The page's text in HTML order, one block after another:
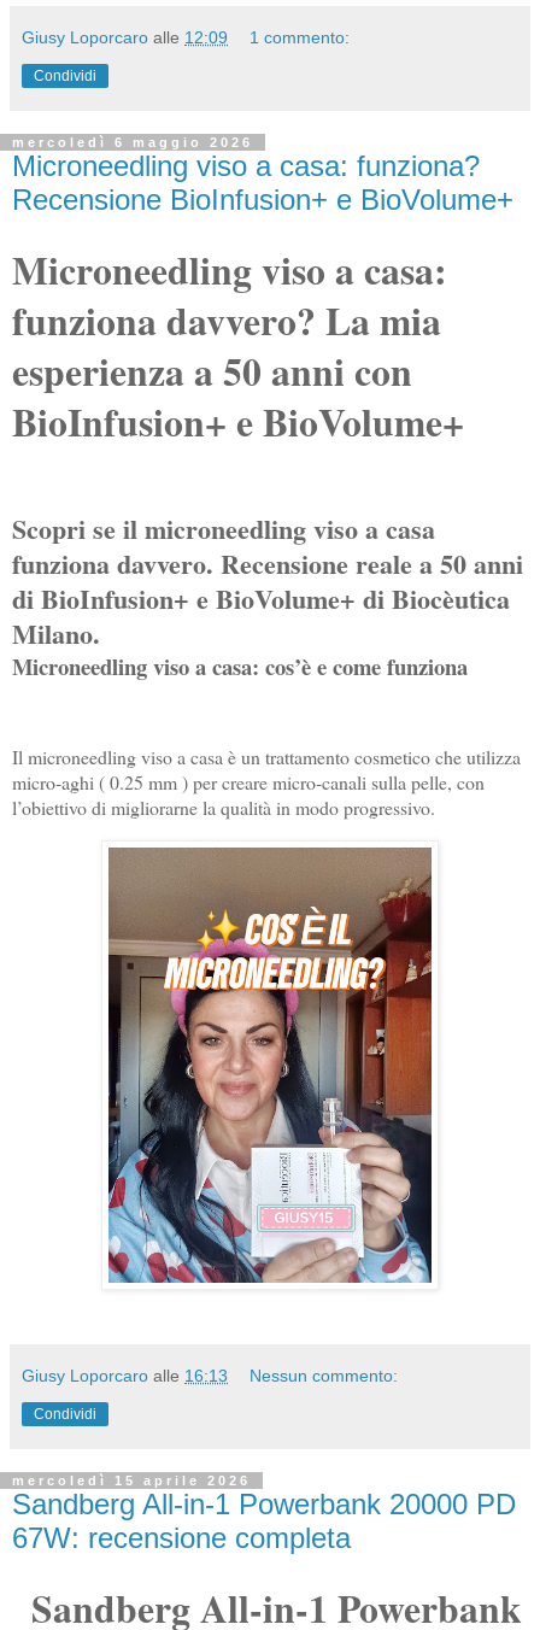
Giusy Loporcaro alle 12:09 1 commento:
Condividi
mercoledì 6 maggio 2026
Microneedling viso a casa: funziona?
Recensione BioInfusion+ e BioVolume+
Microneedling viso a casa:
funziona davvero? La mia
esperienza a 50 anni con
BioInfusion+ e BioVolume+
Scopri se il microneedling viso a casa
funziona davvero. Recensione reale a 50 anni
di BioInfusion+ e BioVolume+ di Biocèutica
Milano.
Microneedling viso a casa: cos’è e come funziona
Il microneedling viso a casa è un trattamento cosmetico che utilizza
micro-aghi ( 0.25 mm ) per creare micro-canali sulla pelle, con
l’obiettivo di migliorarne la qualità in modo progressivo.
Giusy Loporcaro alle 16:13 Nessun commento:
Condividi
mercoledì 15 aprile 2026
Sandberg All-in-1 Powerbank 20000 PD
67W: recensione completa
Sandberg All-in-1 Powerbank